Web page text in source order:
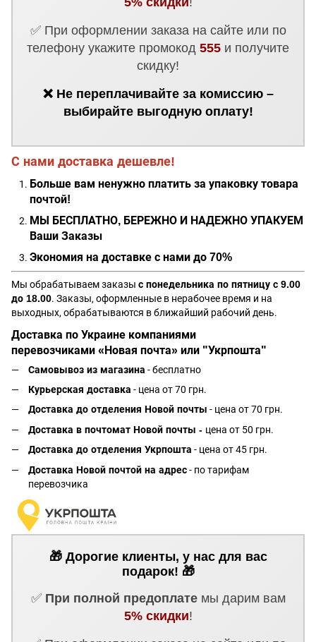
✅ При оформлении заказа на сайте или по
телефону укажите промокод 555 и получите
скидку!
❌ Не переплачивайте за комиссию –
выбирайте выгодную оплату!
С нами доставка дешевле!
Больше вам ненужно платить за упаковку товара
почтой!
МЫ БЕСПЛАТНО, БЕРЕЖНО И НАДЕЖНО УПАКУЕМ
Ваши Заказы
Экономия на доставке с нами до 70%
Мы обрабатываем заказы с понедельника по пятницу с 9.00
до 18.00. Заказы, оформленные в нерабочее время и на
выходных, обрабатываются в ближайший рабочий день.
Доставка по Украине компаниями
перевозчиками «Новая почта» или "Укрпошта"
Самовывоз из магазина - бесплатно
Курьерская доставка - цена от 70 грн.
Доставка до отделения Новой почты - цена от 70 грн.
Доставка в почтомат Новой почты - цена от 50 грн.
Доставка до отделения Укрпошта - цена от 45 грн.
Доставка Новой почтой на адрес- по тарифам
перевозчика
🎁 Дорогие клиенты, у нас для вас
подарок! 🎁
✅ При полной предоплатемы дарим вам
5% скидки!